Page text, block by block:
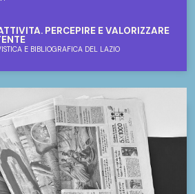
PERCEPIRE E VALORIZZARE
E BIBLIOGRAFICA DEL LAZIO